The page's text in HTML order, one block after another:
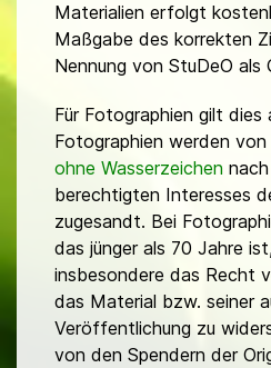
Materialien erfolgt
Maßgabe des korrekten
Nennung von StuDeO als
Für Fotographien gilt dies
Fotographien werden
ohne Wasserzeichen
berechtigten Interesses
zugesandt. Bei
das jünger als 70 Jahre
insbesondere das Recht
das Material bzw. seiner
Veröffentlichung zu
von den Spendern der